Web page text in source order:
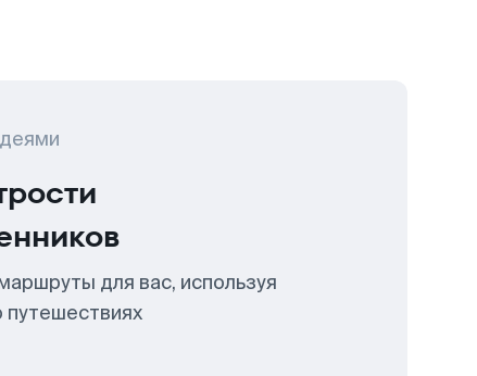
для вас, используя
путешествиях